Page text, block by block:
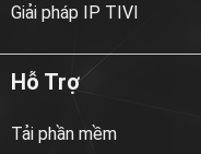
Giải pháp IP TIVI
Hỗ Trợ
Tải phần mềm